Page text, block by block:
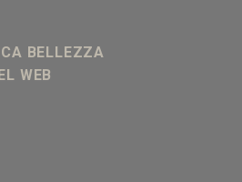
BELLEZZA
WEB